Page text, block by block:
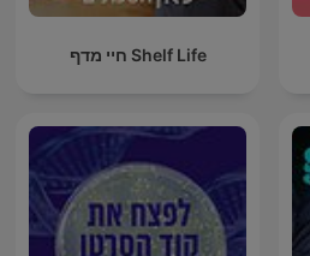
חיי מדף Shelf Life